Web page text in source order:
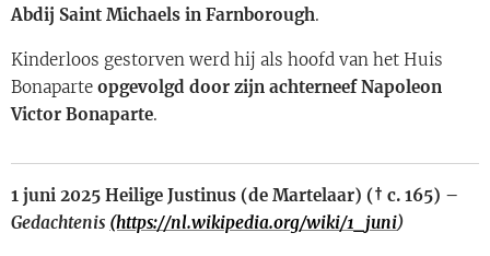
Abdij Saint Michaels in Farnborough.
Kinderloos gestorven werd hij als hoofd van het Huis
Bonaparte opgevolgd door zijn achterneef Napoleon
Victor Bonaparte.
1 juni 2025 Heilige Justinus (de Martelaar) († c. 165) –
Gedachtenis (https://nl.wikipedia.org/wiki/1_juni)